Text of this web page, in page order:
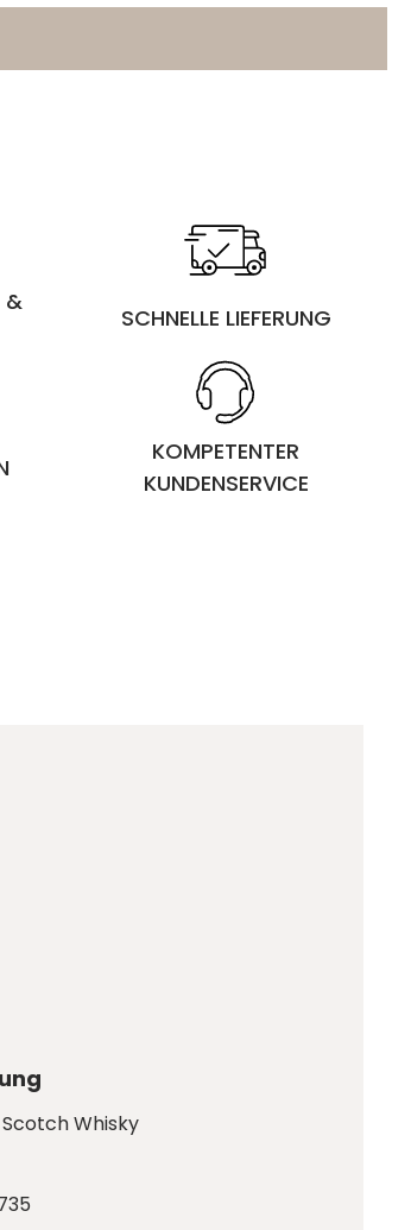
&
SCHNELLE LIEFERUNG
KOMPETENTER
KUNDENSERVICE
Whisky